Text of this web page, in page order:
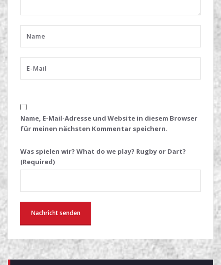
Name, E-Mail-Adresse und Website in diesem Browser
für meinen nächsten Kommentar speichern.
Was spielen wir? What do we play? Rugby or Dart?
(Required)